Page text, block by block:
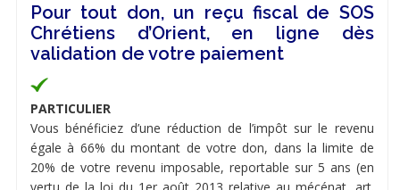
Pour tout don, un reçu fiscal de SOS
Chrétiens d’Orient, en ligne dès
validation de votre paiement
PARTICULIER
Vous bénéficiez d’une réduction de l’impôt sur le revenu
égale à 66% du montant de votre don, dans la limite de
20% de votre revenu imposable, reportable sur 5 ans (en